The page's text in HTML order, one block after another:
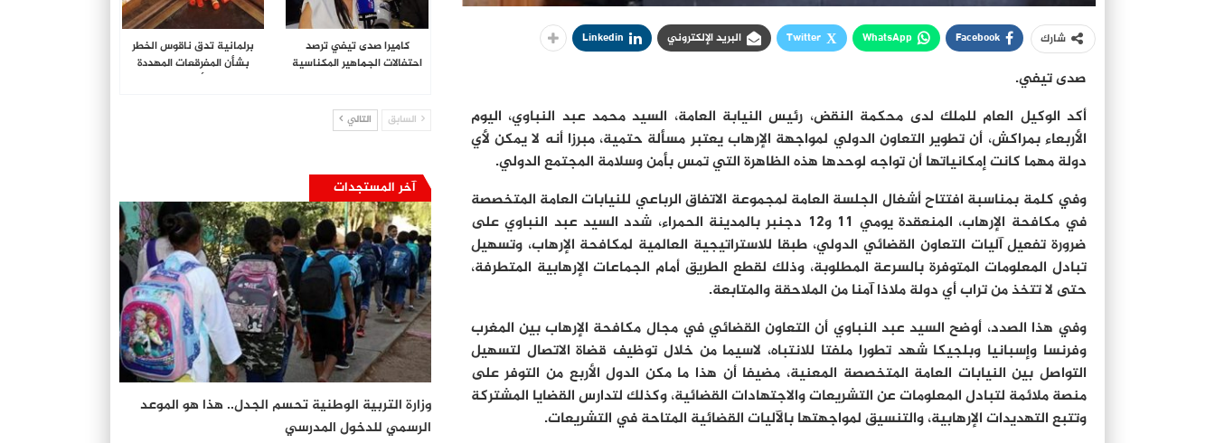
شارك Facebook
WhatsApp
Twitter البريد الإلكتروني Linkedin
صدى تيفي.
أكد الوكيل العام للملك لدى محكمة النقض، رئيس النيابة العامة، السيد محمد عبد النباوي، اليوم
الأربعاء بمراكش، أن تطوير التعاون الدولي لمواجهة الإرهاب يعتبر مسألة حتمية، مبرزا أنه لا يمكن لأي
دولة مهما كانت إمكانياتها أن تواجه لوحدها هذه الظاهرة التي تمس بأمن وسلامة المجتمع الدولي.
وفي كلمة بمناسبة افتتاح أشغال الجلسة العامة لمجموعة الاتفاق الرباعي للنيابات العامة المتخصصة
في مكافحة الإرهاب، المنعقدة يومي 11 و12 دجنبر بالمدينة الحمراء، شدد السيد عبد النباوي على
ضرورة تفعيل آليات التعاون القضائي الدولي، طبقا للاستراتيجية العالمية لمكافحة الإرهاب، وتسهيل
تبادل المعلومات المتوفرة بالسرعة المطلوبة، وذلك لقطع الطريق أمام الجماعات الإرهابية المتطرفة،
حتى لا تتخذ من تراب أي دولة ملاذا آمنا من الملاحقة والمتابعة.
وفي هذا الصدد، أوضح السيد عبد النباوي أن التعاون القضائي في مجال مكافحة الإرهاب بين المغرب
وفرنسا وإسبانيا وبلجيكا شهد تطورا ملفتا للانتباه، لاسيما من خلال توظيف قضاة الاتصال لتسهيل
التواصل بين النيابات العامة المتخصصة المعنية، مضيفا أن هذا ما مكن الدول الأربع من التوفر على
منصة ملائمة لتبادل المعلومات عن التشريعات والاجتهادات القضائية، وكذلك لتدارس القضايا المشتركة
وتتبع التهديدات الإرهابية، والتنسيق لمواجهتها بالآليات القضائية المتاحة في التشريعات.
كاميرا صدى تيفي ترصد
احتفالات الجماهير المكناسية
برلمانية تدق ناقوس الخطر
بشأن المفرقعات المهددة
السابق التالي
آخر المستجدات
وزارة التربية الوطنية تحسم الجدل.. هذا هو الموعد
الرسمي للدخول المدرسي